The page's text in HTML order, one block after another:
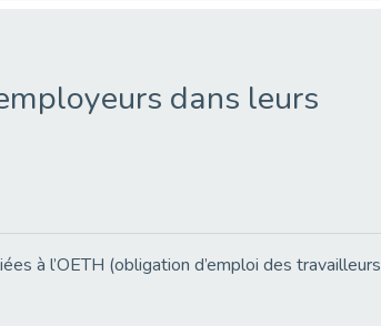
dans leurs
à l’OETH (obligation d’emploi des travailleurs